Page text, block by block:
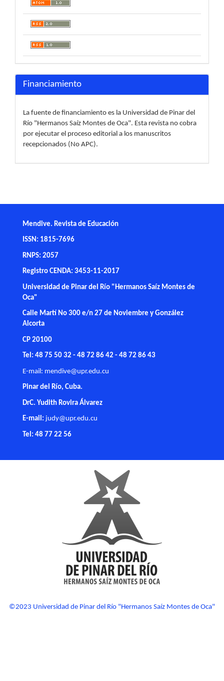
Financiamiento
La fuente de financiamiento es la Universidad de Pinar del
Río "Hermanos Saíz Montes de Oca". Esta revista no cobra
por ejecutar el proceso editorial a los manuscritos
recepcionados (No APC).
Mendive. Revista de Educación
ISSN: 1815-7696
RNPS: 2057
Registro CENDA: 3453-11-2017
Universidad de Pinar del Río "Hermanos Saíz Montes de
Oca"
Calle Martí No 300 e/n 27 de Noviembre y González
Alcorta
CP 20100
Tel: 48 75 50 32 - 48 72 86 42 - 48 72 86 43
E-mail: mendive@upr.edu.cu
Pinar del Río, Cuba.
DrC. Yudith Rovira Álvarez
E-mail: judy@upr.edu.cu
Tel: 48 77 22 56
©2023 Universidad de Pinar del Río "Hermanos Saíz Montes de Oca"